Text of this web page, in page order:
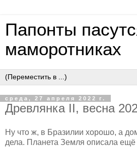
Папонты
маморотниках
среда, 27 апреля 2022 г.
Древлянка II, весна
Ну что ж, в Бразилии хорошо, а
дела. Планета Земля описала ещё